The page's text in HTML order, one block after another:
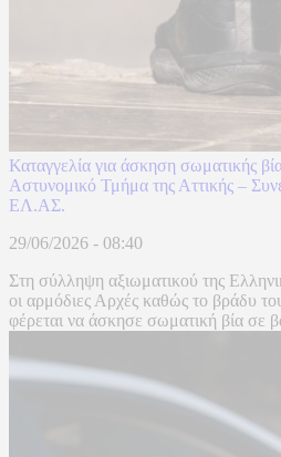
Καταγγελία για άσκηση σωματικής
Αστυνομικό Τμήμα της Αττικής –
ΕΛ.ΑΣ.
29/06/2026 - 08:40
Στη σύλληψη αξιωματικού της
οι αρμόδιες Αρχές καθώς το βράδυ
φέρεται να άσκησε σωματική βία σε